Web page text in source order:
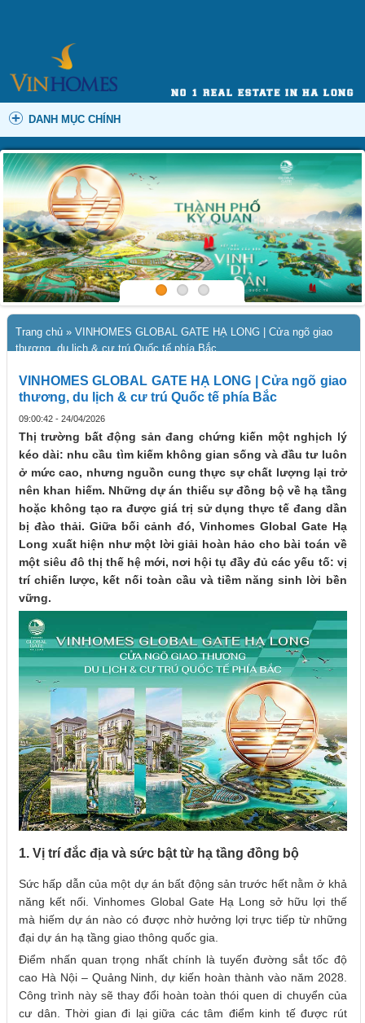
DANH MỤC CHÍNH
Trang chủ » VINHOMES GLOBAL GATE HẠ LONG | Cửa ngõ giao
thương, du lịch & cư trú Quốc tế phía Bắc
VINHOMES GLOBAL GATE HẠ LONG | Cửa ngõ giao
thương, du lịch & cư trú Quốc tế phía Bắc
09:00:42 - 24/04/2026
Thị trường bất động sản đang chứng kiến một nghịch lý
kéo dài: nhu cầu tìm kiếm không gian sống và đầu tư luôn
ở mức cao, nhưng nguồn cung thực sự chất lượng lại trở
nên khan hiếm. Những dự án thiếu sự đồng bộ về hạ tầng
hoặc không tạo ra được giá trị sử dụng thực tế đang dần
bị đào thải. Giữa bối cảnh đó, Vinhomes Global Gate Hạ
Long xuất hiện như một lời giải hoàn hảo cho bài toán về
một siêu đô thị thế hệ mới, nơi hội tụ đầy đủ các yếu tố: vị
trí chiến lược, kết nối toàn cầu và tiềm năng sinh lời bền
vững.
1. Vị trí đắc địa và sức bật từ hạ tầng đồng bộ
Sức hấp dẫn của một dự án bất động sản trước hết nằm ở khả
năng kết nối. Vinhomes Global Gate Hạ Long sở hữu lợi thế
mà hiếm dự án nào có được nhờ hưởng lợi trực tiếp từ những
đại dự án hạ tầng giao thông quốc gia.
Điểm nhấn quan trọng nhất chính là tuyến đường sắt tốc độ
cao Hà Nội – Quảng Ninh, dự kiến hoàn thành vào năm 2028.
Công trình này sẽ thay đổi hoàn toàn thói quen di chuyển của
cư dân. Thời gian đi lại giữa các tâm điểm kinh tế được rút